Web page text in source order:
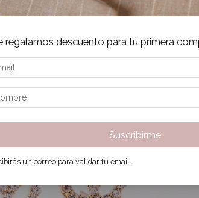
regalamos descuento para tu primera
Suscribirme
un correo para validar tu email.